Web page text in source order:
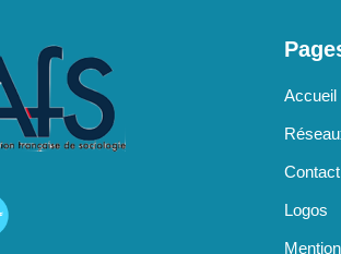
Accueil
Contact
Logos